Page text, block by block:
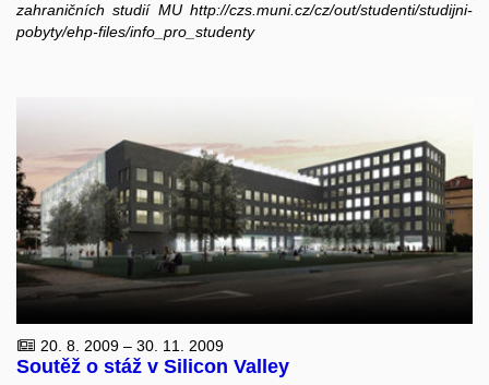
zahraničních studií MU http://czs.muni.cz/cz/out/studenti/studijni-
pobyty/ehp-files/info_pro_studenty
20. 8. 2009 – 30. 11. 2009
Soutěž o stáž v Silicon Valley